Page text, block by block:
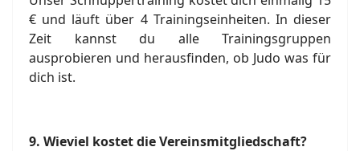
€ und läuft über 4 Trainingseinheiten. In dieser
Zeit kannst du alle Trainingsgruppen
ausprobieren und herausfinden, ob Judo was für
dich ist.
9. Wieviel kostet die Vereinsmitgliedschaft?